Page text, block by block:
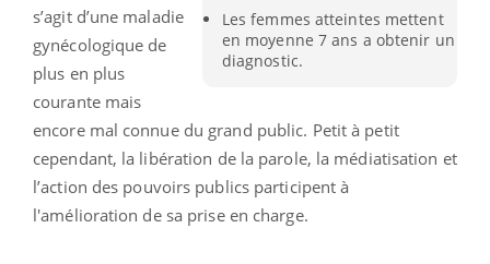
Les femmes atteintes mettent
en moyenne 7 ans a obtenir un
diagnostic.
s’agit d’une maladie
gynécologique de
plus en plus
courante mais
encore mal connue du grand public. Petit à petit
cependant, la libération de la parole, la médiatisation et
l’action des pouvoirs publics participent à
l'amélioration de sa prise en charge.